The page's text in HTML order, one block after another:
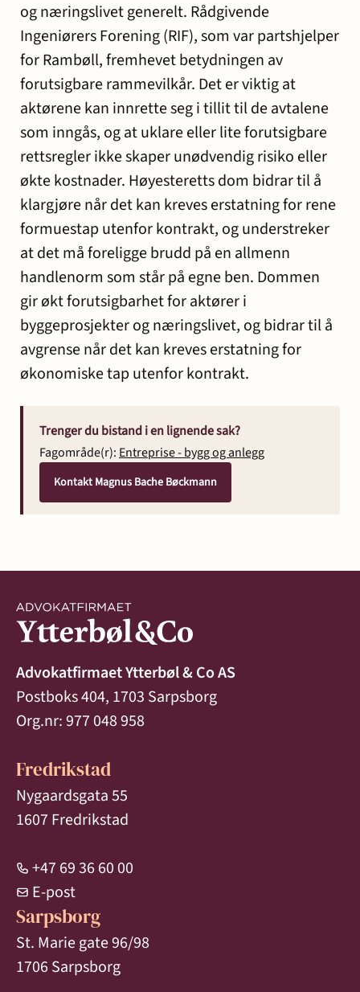
og næringslivet generelt. Rådgivende
Ingeniørers Forening (RIF), som var partshjelper
for Rambøll, fremhevet betydningen av
forutsigbare rammevilkår. Det er viktig at
aktørene kan innrette seg i tillit til de avtalene
som inngås, og at uklare eller lite forutsigbare
rettsregler ikke skaper unødvendig risiko eller
økte kostnader. Høyesteretts dom bidrar til å
klargjøre når det kan kreves erstatning for rene
formuestap utenfor kontrakt, og understreker
at det må foreligge brudd på en allmenn
handlenorm som står på egne ben. Dommen
gir økt forutsigbarhet for aktører i
byggeprosjekter og næringslivet, og bidrar til å
avgrense når det kan kreves erstatning for
økonomiske tap utenfor kontrakt.
Trenger du bistand i en lignende sak?
Fagområde(r): Entreprise - bygg og anlegg
Kontakt Magnus Bache Bøckmann
Advokatfirmaet Ytterbøl & Co AS
Postboks 404, 1703 Sarpsborg
Org.nr: 977 048 958
Fredrikstad
Nygaardsgata 55
1607 Fredrikstad
+47 69 36 60 00
E-post
Sarpsborg
St. Marie gate 96/98
1706 Sarpsborg